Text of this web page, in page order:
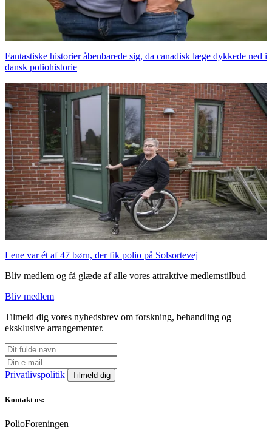
Fantastiske historier åbenbarede sig, da canadisk læge dykkede ned i
dansk poliohistorie
Lene var ét af 47 børn, der fik polio på Solsortevej
Bliv medlem og få glæde af alle vores attraktive medlemstilbud
Bliv medlem
Tilmeld dig vores nyhedsbrev om forskning, behandling og
eksklusive arrangementer.
Privatlivspolitik
Kontakt os:
PolioForeningen